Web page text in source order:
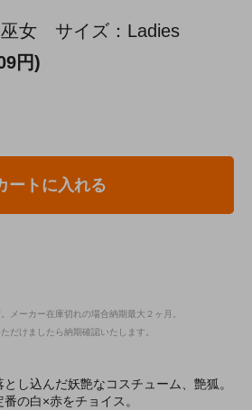
女 サイズ：Ladies
円)
ートに入れる
メーカー在庫切れの場合納期最大２ヶ月。
だけましたら納期確認いたします。
し込んだ妖艶なコスチューム、艶狐。
の白×赤をチョイス。